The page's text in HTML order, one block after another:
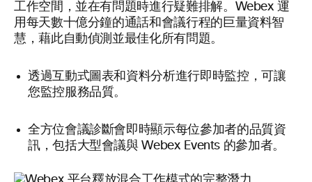
工作空間，並在有問題時進行疑難排解。Webex 運
用每天數十億分鐘的通話和會議行程的巨量資料智
慧，藉此自動偵測並最佳化所有問題。
透過互動式圖表和資料分析進行即時監控 ，可讓
您監控服務品質。
全方位會議診斷會即時顯示每位參加者的品質資
訊，包括大型會議與 Webex Events 的參加者。